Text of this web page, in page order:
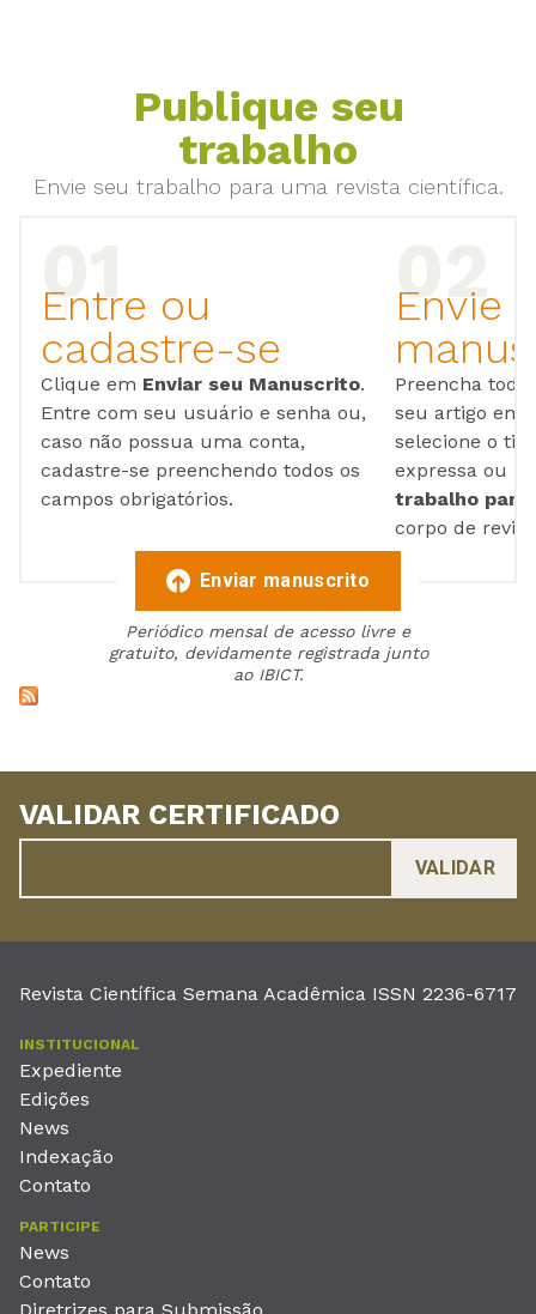
Publique seu
trabalho
Envie seu trabalho para uma revista científica.
Entre ou
cadastre-se
Clique em Enviar seu Manuscrito.
Entre com seu usuário e senha ou,
caso não possua uma conta,
cadastre-se preenchendo todos os
campos obrigatórios.
Envie
Preencha
seu artigo em
selecione o
expressa ou
trabalho para
corpo de
Enviar manuscrito
Periódico mensal de acesso livre e
gratuito, devidamente registrada junto
ao IBICT.
VALIDAR CERTIFICADO
Revista Científica Semana Acadêmica ISSN 2236-6717
INSTITUCIONAL
Expediente
Edições
News
Indexação
Contato
PARTICIPE
News
Contato